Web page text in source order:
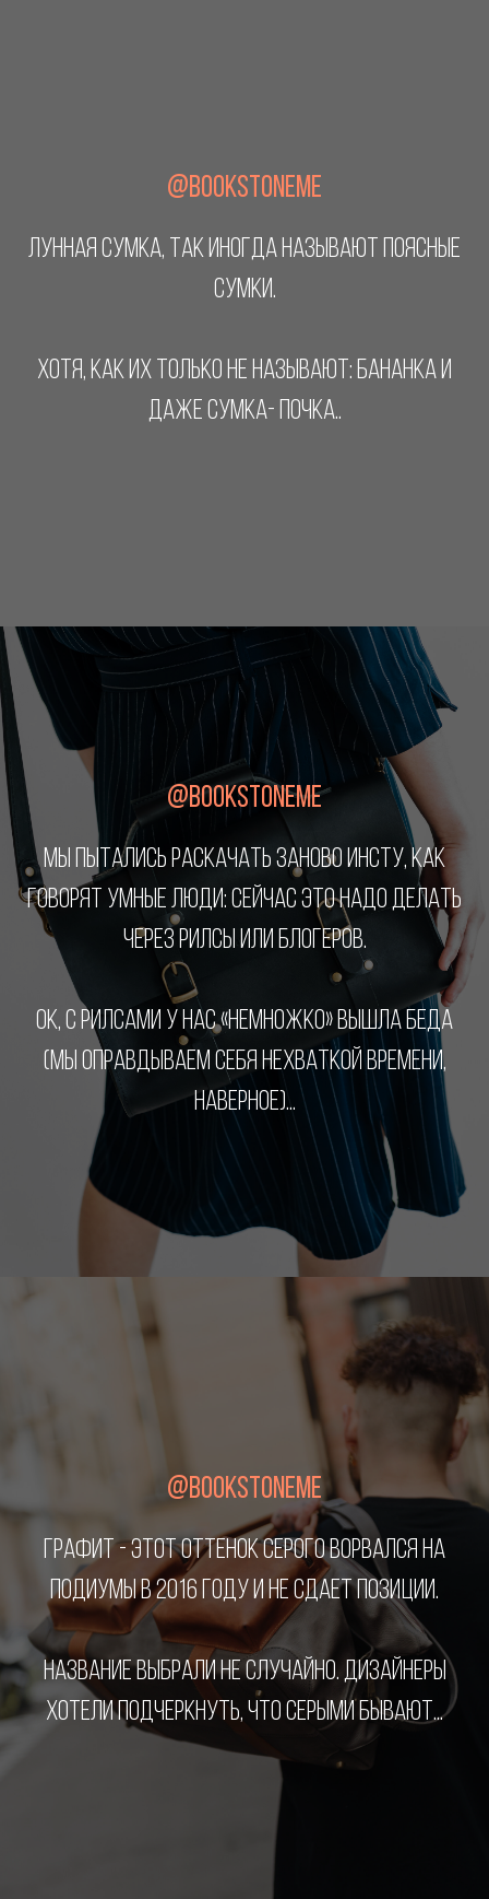
@BOOKSTONEME
ЛУННАЯ СУМКА, ТАК ИНОГДА НАЗЫВАЮТ ПОЯСНЫЕ
СУМКИ.
ХОТЯ, КАК ИХ ТОЛЬКО НЕ НАЗЫВАЮТ: БАНАНКА И
ДАЖЕ СУМКА- ПОЧКА..
@BOOKSTONEME
МЫ ПЫТАЛИСЬ РАСКАЧАТЬ ЗАНОВО ИНСТУ, КАК
ГОВОРЯТ УМНЫЕ ЛЮДИ: СЕЙЧАС ЭТО НАДО ДЕЛАТЬ
ЧЕРЕЗ РИЛСЫ ИЛИ БЛОГЕРОВ.
ОК, С РИЛСАМИ У НАС «НЕМНОЖКО» ВЫШЛА БЕДА
(МЫ ОПРАВДЫВАЕМ СЕБЯ НЕХВАТКОЙ ВРЕМЕНИ,
НАВЕРНОЕ)...
@BOOKSTONEME
ГРАФИТ - ЭТОТ ОТТЕНОК СЕРОГО ВОРВАЛСЯ НА
ПОДИУМЫ В 2016 ГОДУ И НЕ СДАЕТ ПОЗИЦИИ.
НАЗВАНИЕ ВЫБРАЛИ НЕ СЛУЧАЙНО. ДИЗАЙНЕРЫ
ХОТЕЛИ ПОДЧЕРКНУТЬ, ЧТО СЕРЫМИ БЫВАЮТ...